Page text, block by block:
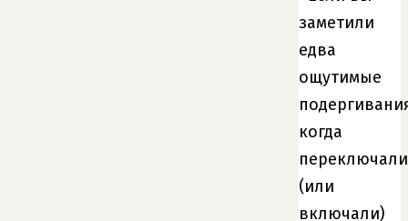
заметили
едва
ощутимые
когда
переключали
(или
включали)